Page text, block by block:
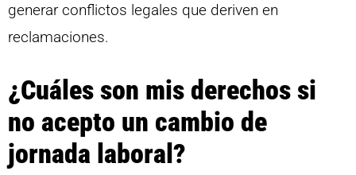
generar conflictos legales que deriven en
reclamaciones.
¿Cuáles son mis derechos si
no acepto un cambio de
jornada laboral?